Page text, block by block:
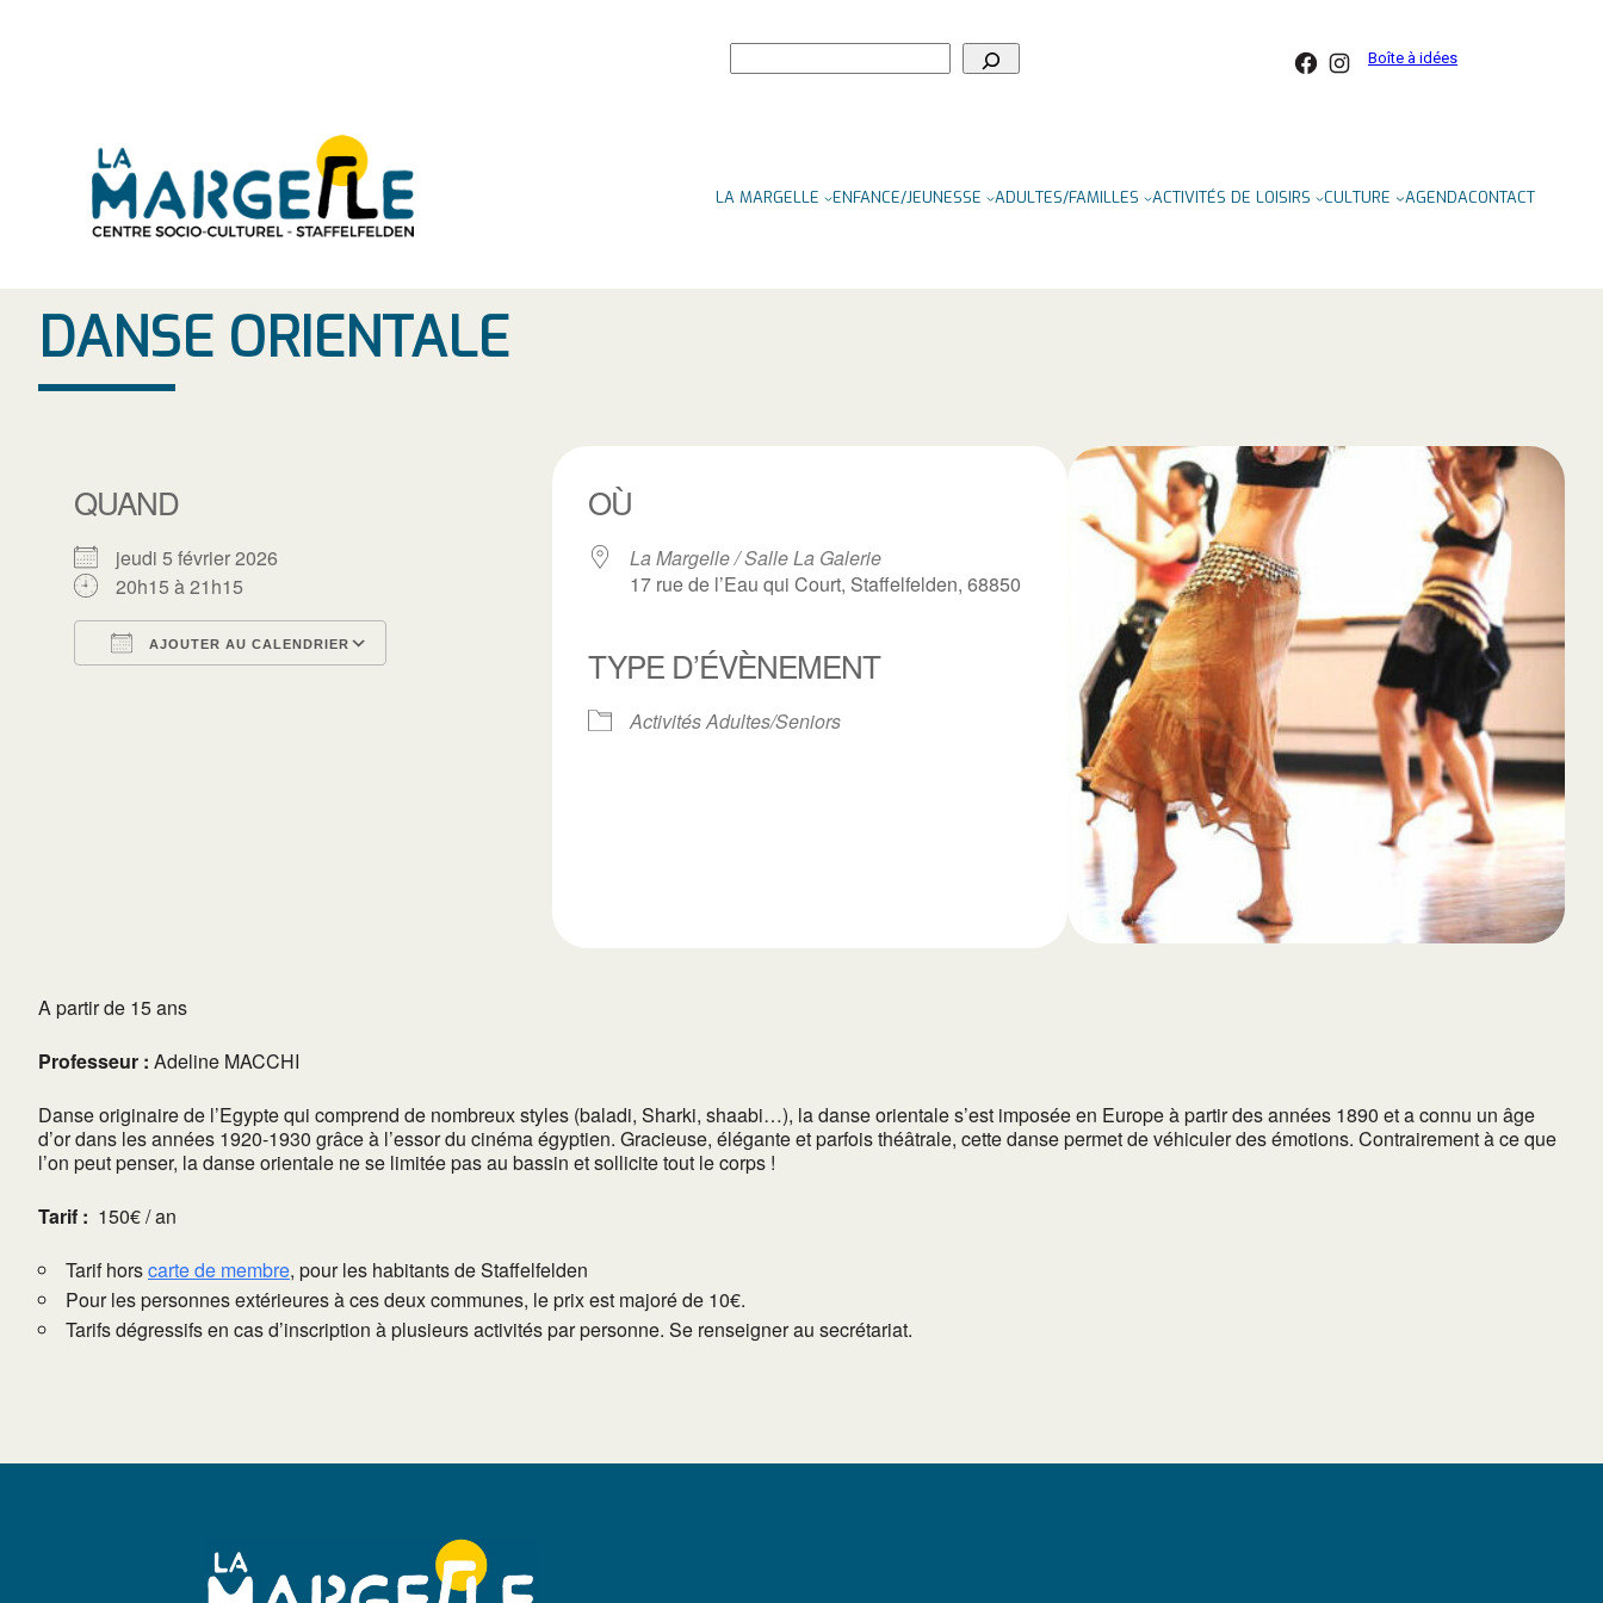
Facebook
Instagram
Boîte à idées
LA MARGELLE ENFANCE/JEUNESSE ADULTES/FAMILLES ACTIVITÉS DE LOISIRS CULTURE AGENDACONTACT
DANSE ORIENTALE
QUAND
jeudi 5 février 2026
20h15 à 21h15
AJOUTER AU CALENDRIER
iCalendar Office 365 Outlook Live
OÙ
La Margelle / Salle La Galerie
17 rue de l’Eau qui Court, Staffelfelden, 68850
TYPE D’ÉVÈNEMENT
Activités Adultes/Seniors
A partir de 15 ans
Professeur : Adeline MACCHI
Danse originaire de l’Egypte qui comprend de nombreux styles (baladi, Sharki, shaabi…), la danse orientale s’est imposée en Europe à partir des années 1890 et a connu un âge
d’or dans les années 1920-1930 grâce à l’essor du cinéma égyptien. Gracieuse, élégante et parfois théâtrale, cette danse permet de véhiculer des émotions. Contrairement à ce que
l’on peut penser, la danse orientale ne se limitée pas au bassin et sollicite tout le corps !
Tarif : 150€ / an
Tarif horscarte de membre, pour les habitants de Staffelfelden
Pour les personnes extérieures à ces deux communes, le prix est majoré de 10€.
Tarifs dégressifs en cas d’inscription à plusieurs activités par personne. Se renseigner au secrétariat.